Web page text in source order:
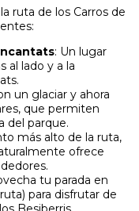
ruta de los Carros de
: Un lugar
al lado y a la
un glaciar y ahora
que permiten
del parque.
más alto de la ruta,
ofrece
tu parada en
para disfrutar de